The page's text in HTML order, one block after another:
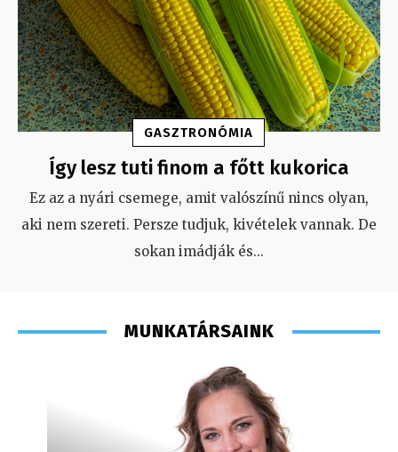
GASZTRONÓMIA
Így lesz tuti finom a főtt kukorica
Ez az a nyári csemege, amit valószínű nincs olyan,
aki nem szereti. Persze tudjuk, kivételek vannak. De
sokan imádják és...
MUNKATÁRSAINK